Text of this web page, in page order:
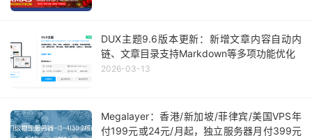
DUX主题9.6版本更新：新增文章内容自动内
链、文章目录支持Markdown等多项功能优化
2026-03-13
Megalayer：香港/新加坡/菲律宾/美国VPS年
付199元或24元/月起，独立服务器月付399元